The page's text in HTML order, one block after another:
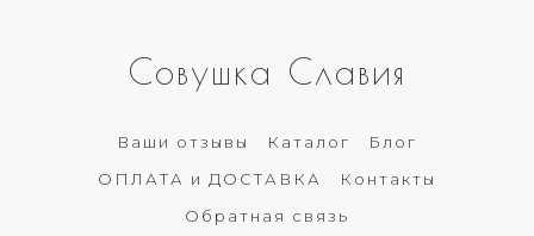
Совушка Славия
Ваши отзывы Каталог
Блог
ОПЛАТА и ДОСТАВКА
Контакты
Обратная связь